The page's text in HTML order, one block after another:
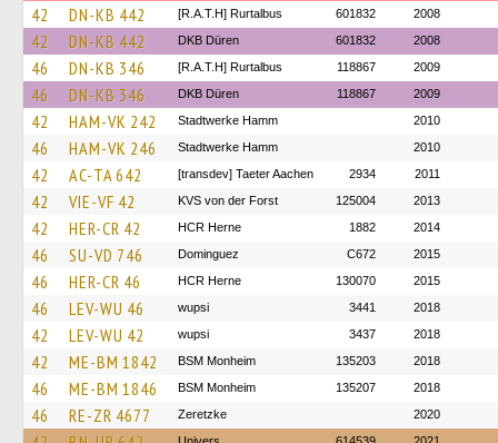
42 DN-KB 442 [R.A.T.H] Rurtalbus 601832 2008
42 DN-KB 442 DKB Düren 601832 2008
46 DN-KB 346 [R.A.T.H] Rurtalbus 118867 2009
46 DN-KB 346 DKB Düren 118867 2009
42 HAM-VK 242 Stadtwerke Hamm 2010
46 HAM-VK 246 Stadtwerke Hamm 2010
42 AC-TA 642 [transdev] Taeter Aachen 2934 2011
42 VIE-VF 42 KVS von der Forst 125004 2013
42 HER-CR 42 HCR Herne 1882 2014
46 SU-VD 746 Dominguez C672 2015
46 HER-CR 46 HCR Herne 130070 2015
46 LEV-WU 46 wupsi 3441 2018
42 LEV-WU 42 wupsi 3437 2018
42 ME-BM 1842 BSM Monheim 135203 2018
46 ME-BM 1846 BSM Monheim 135207 2018
46 RE-ZR 4677 Zeretzke 2020